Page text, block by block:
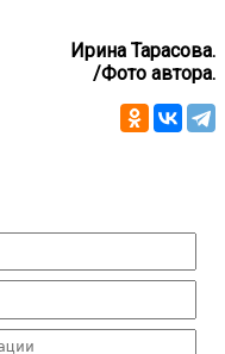
Ирина Тарасова.
/Фото автора.